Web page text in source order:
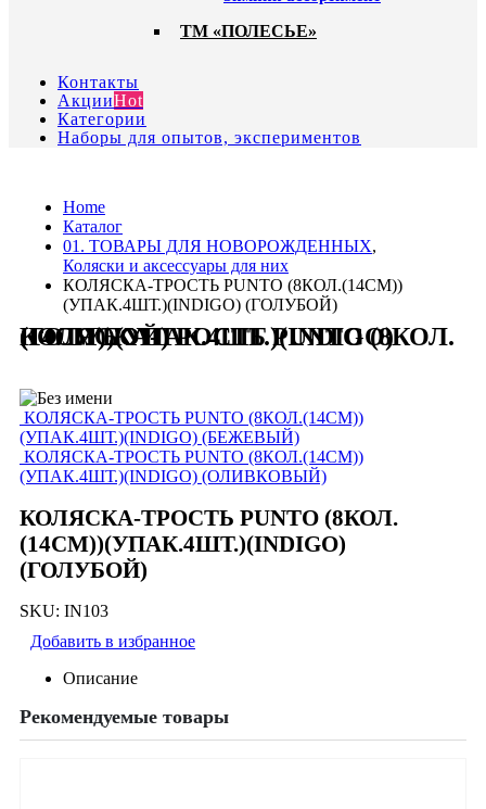
ТМ «ПОЛЕСЬЕ»
Контакты
АкцииHot
Категории
Наборы для опытов, экспериментов
Home
Каталог
01. ТОВАРЫ ДЛЯ НОВОРОЖДЕННЫХ,
Коляски и аксессуары для них
КОЛЯСКА-ТРОСТЬ PUNTO (8КОЛ.(14СМ))
(УПАК.4ШТ.)(INDIGO) (ГОЛУБОЙ)
КОЛЯСКА-ТРОСТЬ PUNTO (8КОЛ.(14СМ))(УПАК.4ШТ.)(INDIGO) (ГОЛУБОЙ)
КОЛЯСКА-ТРОСТЬ PUNTO (8КОЛ.(14СМ))
(УПАК.4ШТ.)(INDIGO) (БЕЖЕВЫЙ)
КОЛЯСКА-ТРОСТЬ PUNTO (8КОЛ.(14СМ))
(УПАК.4ШТ.)(INDIGO) (ОЛИВКОВЫЙ)
КОЛЯСКА-ТРОСТЬ PUNTO (8КОЛ.
(14СМ))(УПАК.4ШТ.)(INDIGO)
(ГОЛУБОЙ)
SKU: IN103
Добавить в избранное
Описание
Рекомендуемые товары